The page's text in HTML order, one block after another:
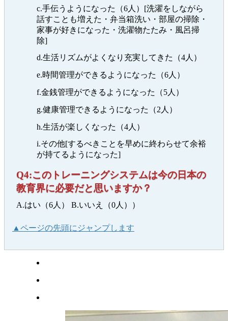
c.手伝うようになった（6人）[洗濯をしながら
話すことも増えた・弁当箱洗い・部屋の掃除・
家事が好きになった・洗濯物たたみ・風呂掃
除]
d.生活リズムがよくなり充実してきた（4人）
e.時間管理ができるようになった（6人）
f.金銭管理ができるようになった（5人）
g.健康管理できるようになった（2人）
h.生活が楽しくなった（4人）
i.その他[するべきことを早めに終わらせて余裕
が持てるようになった]
Q4:このトレーニングシステムは今の日本の
教育界に必要だと思いますか？
A.はい（6人） B.いいえ（0人））
▲ページの先頭にジャンプします